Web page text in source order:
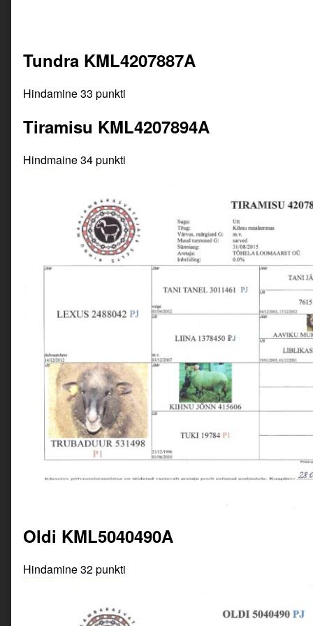
Tundra KML4207887A
Hindamine 33 punkti
Tiramisu KML4207894A
Hindmaine 34 punkti
Oldi KML5040490A
Hindamine 32 punkti